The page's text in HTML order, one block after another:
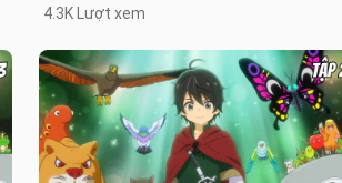
4.3K Lượt xem